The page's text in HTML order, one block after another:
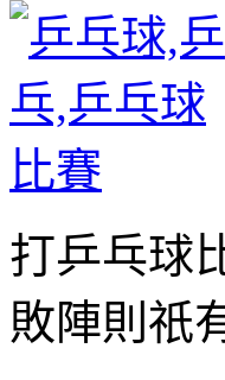
打乒乓球
敗陣則祇